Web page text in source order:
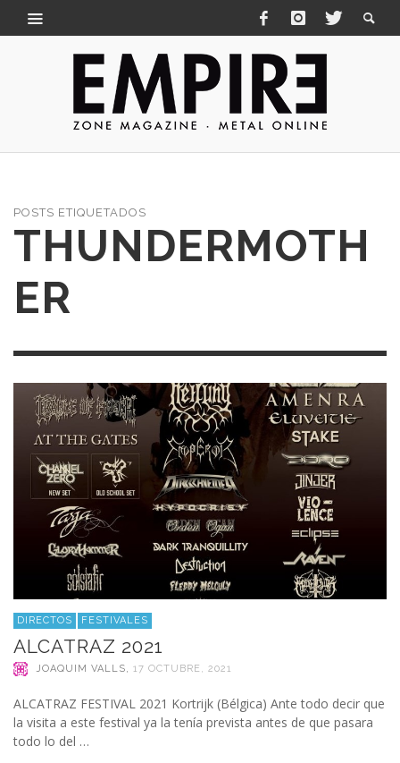
POSTS ETIQUETADOS
THUNDERMOTH
ER
DIRECTOS FESTIVALES
ALCATRAZ 2021
JOAQUIM VALLS, 17 OCTUBRE, 2021
ALCATRAZ FESTIVAL 2021 Kortrijk (Bélgica) Ante todo decir que
la visita a este festival ya la tenía prevista antes de que pasara
todo lo del …